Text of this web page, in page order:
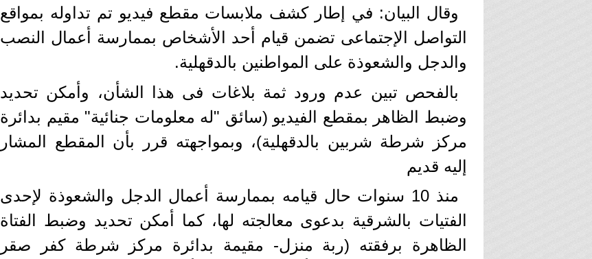
وقال البيان: في إطار كشف ملابسات مقطع فيديو تم تداوله بمواقع
التواصل الإجتماعى تضمن قيام أحد الأشخاص بممارسة أعمال النصب
والدجل والشعوذة على المواطنين بالدقهلية.
بالفحص تبين عدم ورود ثمة بلاغات فى هذا الشأن، وأمكن تحديد
وضبط الظاهر بمقطع الفيديو (سائق "له معلومات جنائية" مقيم بدائرة
مركز شرطة شربين بالدقهلية)، وبمواجهته قرر بأن المقطع المشار
إليه قديم
منذ 10 سنوات حال قيامه بممارسة أعمال الدجل والشعوذة لإحدى
الفتيات بالشرقية بدعوى معالجته لها، كما أمكن تحديد وضبط الفتاة
الظاهرة برفقته (ربة منزل- مقيمة بدائرة مركز شرطة كفر صقر